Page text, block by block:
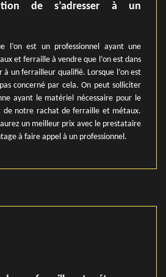
de s’adresser à un
l’on est un professionnel ayant une
et ferraille à vendre que l’on est dans
à un ferrailleur qualifié. Lorsque l’on est
concerné par cela. On peut solliciter
ayant le matériel nécessaire pour le
de notre rachat de ferraille et métaux.
un meilleur prix avec le prestataire
à faire appel à un professionnel.